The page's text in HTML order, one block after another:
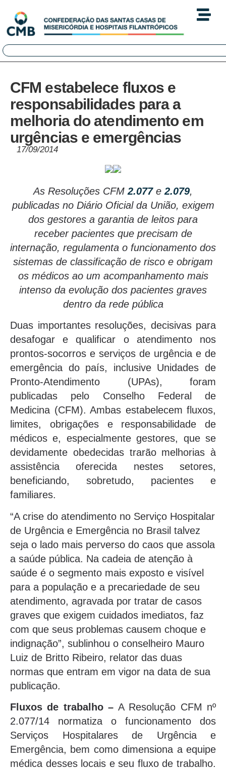
CFM estabelece fluxos e
responsabilidades para a
melhoria do atendimento em
urgências e emergências
17/09/2014
As Resoluções CFM 2.077e 2.079,
publicadas no Diário Oficial da União, exigem
dos gestores a garantia de leitos para
receber pacientes que precisam de
internação, regulamenta o funcionamento dos
sistemas de classificação de risco e obrigam
os médicos ao um acompanhamento mais
intenso da evolução dos pacientes graves
dentro da rede pública
Duas importantes resoluções, decisivas para
desafogar e qualificar o atendimento nos
prontos-socorros e serviços de urgência e de
emergência do país, inclusive Unidades de
Pronto-Atendimento (UPAs), foram
publicadas pelo Conselho Federal de
Medicina (CFM). Ambas estabelecem fluxos,
limites, obrigações e responsabilidade de
médicos e, especialmente gestores, que se
devidamente obedecidas trarão melhorias à
assistência oferecida nestes setores,
beneficiando, sobretudo, pacientes e
familiares.
“A crise do atendimento no Serviço Hospitalar
de Urgência e Emergência no Brasil talvez
seja o lado mais perverso do caos que assola
a saúde pública. Na cadeia de atenção à
saúde é o segmento mais exposto e visível
para a população e a precariedade de seu
atendimento, agravada por tratar de casos
graves que exigem cuidados imediatos, faz
com que seus problemas causem choque e
indignação”, sublinhou o conselheiro Mauro
Luiz de Britto Ribeiro, relator das duas
normas que entram em vigor na data de sua
publicação.
Fluxos de trabalho – A Resolução CFM nº
2.077/14 normatiza o funcionamento dos
Serviços Hospitalares de Urgência e
Emergência, bem como dimensiona a equipe
médica desses locais e seu fluxo de trabalho.